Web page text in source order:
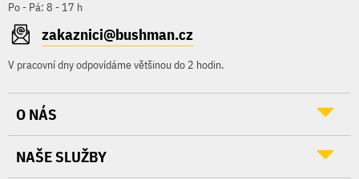
Po - Pá: 8 - 17 h
zakaznici@bushman.cz
V pracovní dny odpovídáme většinou do 2 hodin.
O NÁS
NAŠE SLUŽBY